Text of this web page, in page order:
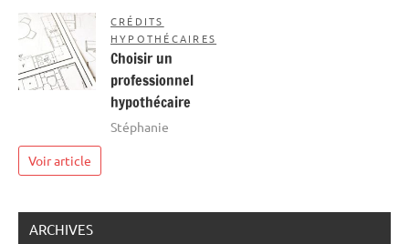
CRÉDITS
HYPOTHÉCAIRES
Choisir un
professionnel
hypothécaire
Stéphanie
Voir article
ARCHIVES